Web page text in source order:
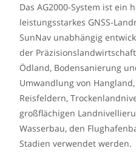
Das AG2000-System ist ein
leistungsstarkes GNSS-
SunNav unabhängig
der
Ödland, Bodensanierung
Umwandlung von
Reisfeldern,
großflächigen
Wasserbau, den
Stadien verwendet werden.